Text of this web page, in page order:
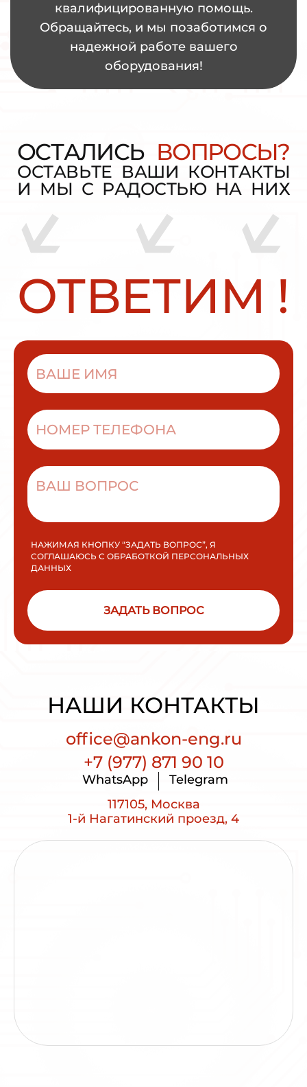
квалифицированную помощь.
Обращайтесь, и мы позаботимся о
надежной работе вашего
оборудования!
ОСТАЛИСЬ ВОПРОСЫ?
ОСТАВЬТЕ ВАШИ КОНТАКТЫ
И МЫ С РАДОСТЬЮ НА НИХ
ОТВЕТИМ !
НАЖИМАЯ КНОПКУ “ЗАДАТЬ ВОПРОС”, Я
СОГЛАШАЮСЬ С ОБРАБОТКОЙ ПЕРСОНАЛЬНЫХ
ДАННЫХ
ЗАДАТЬ ВОПРОС
НАШИ КОНТАКТЫ
office@ankon-eng.ru
+7 (977) 871 90 10
WhatsApp
Telegram
117105, Москва
1-й Нагатинский проезд, 4